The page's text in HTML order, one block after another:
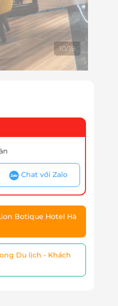
10/19
Chat với Zalo
Botique Hotel Hà
Du lịch - Khách